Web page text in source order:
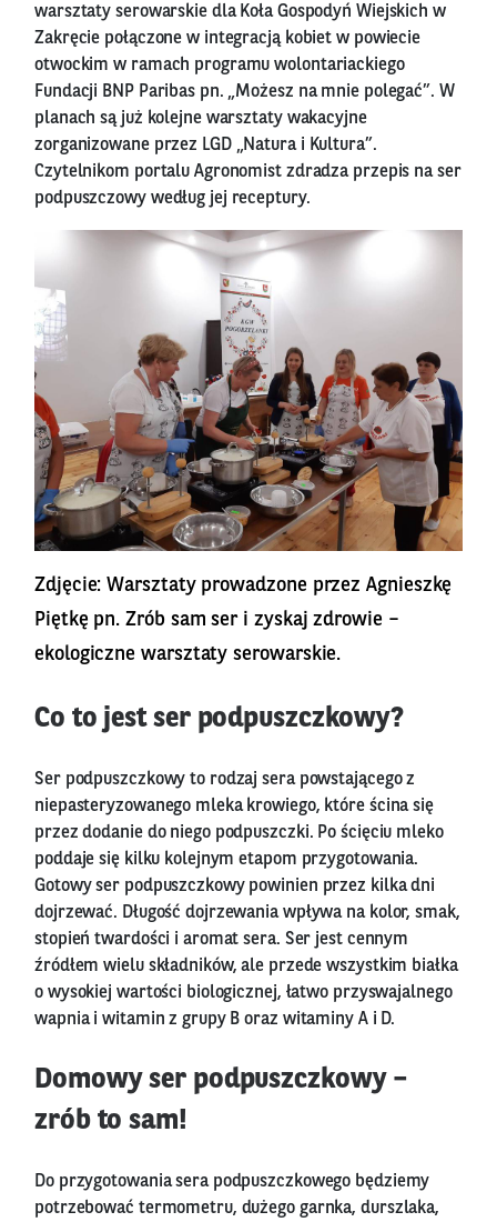
warsztaty serowarskie dla Koła Gospodyń Wiejskich w
Zakręcie połączone w integracją kobiet w powiecie
otwockim w ramach programu wolontariackiego
Fundacji BNP Paribas pn. „Możesz na mnie polegać”. W
planach są już kolejne warsztaty wakacyjne
zorganizowane przez LGD „Natura i Kultura”.
Czytelnikom portalu Agronomist zdradza przepis na ser
podpuszczowy według jej receptury.
Zdjęcie: Warsztaty prowadzone przez Agnieszkę
Piętkę pn. Zrób sam ser i zyskaj zdrowie –
ekologiczne warsztaty serowarskie.
Co to jest ser podpuszczkowy?
Ser podpuszczkowy to rodzaj sera powstającego z
niepasteryzowanego mleka krowiego, które ścina się
przez dodanie do niego podpuszczki. Po ścięciu mleko
poddaje się kilku kolejnym etapom przygotowania.
Gotowy ser podpuszczkowy powinien przez kilka dni
dojrzewać. Długość dojrzewania wpływa na kolor, smak,
stopień twardości i aromat sera. Ser jest cennym
źródłem wielu składników, ale przede wszystkim białka
o wysokiej wartości biologicznej, łatwo przyswajalnego
wapnia i witamin z grupy B oraz witaminy A i D.
Domowy ser podpuszczkowy –
zrób to sam!
Do przygotowania sera podpuszczkowego będziemy
potrzebować termometru, dużego garnka, durszlaka,